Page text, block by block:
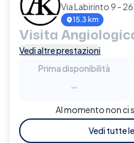
Via Labirinto 9 -
15.3 km
Visita
Vedi altre prestazioni
Prima disponibilità
-
Al momento non ci
Vedi tutte